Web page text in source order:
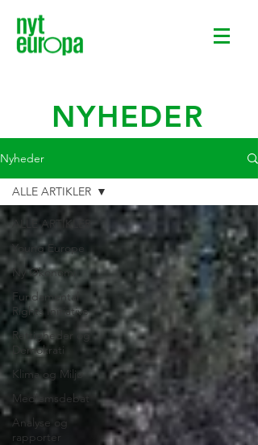
NYHEDER
Nyheder
ALLE ARTIKLER
Young Europe
Ny Økonomi
Fundamental
Rights Initiative
Rettigheder og
Demokrati
Klima og Miljø
Medlemsdebat
Analyse og
rapporter
ALLE ARTIKLER